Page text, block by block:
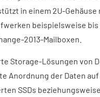
in einem 2U-Gehäuse
beispielsweise bis
2013-Mailboxen.
Storage-Lösungen von
Anordnung der Daten
SSDs